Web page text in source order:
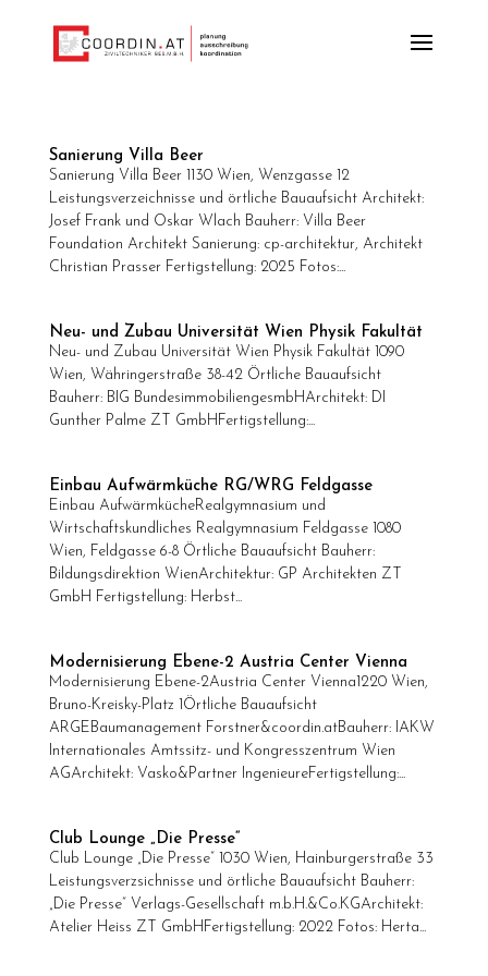
Sanierung Villa Beer
Sanierung Villa Beer 1130 Wien, Wenzgasse 12
Leistungsverzeichnisse und örtliche Bauaufsicht Architekt:
Josef Frank und Oskar Wlach Bauherr: Villa Beer
Foundation Architekt Sanierung: cp-architektur, Architekt
Christian Prasser Fertigstellung: 2025 Fotos:...
Neu- und Zubau Universität Wien Physik Fakultät
Neu- und Zubau Universität Wien Physik Fakultät 1090
Wien, Währingerstraße 38-42 Örtliche Bauaufsicht
Bauherr: BIG BundesimmobiliengesmbHArchitekt: DI
Gunther Palme ZT GmbHFertigstellung:...
Einbau Aufwärmküche RG/WRG Feldgasse
Einbau AufwärmkücheRealgymnasium und
Wirtschaftskundliches Realgymnasium Feldgasse 1080
Wien, Feldgasse 6-8 Örtliche Bauaufsicht Bauherr:
Bildungsdirektion WienArchitektur: GP Architekten ZT
GmbH Fertigstellung: Herbst...
Modernisierung Ebene-2 Austria Center Vienna
Modernisierung Ebene-2Austria Center Vienna1220 Wien,
Bruno-Kreisky-Platz 1Örtliche Bauaufsicht
ARGEBaumanagement Forstner&coordin.atBauherr: IAKW
Internationales Amtssitz- und Kongresszentrum Wien
AGArchitekt: Vasko&Partner IngenieureFertigstellung:...
Club Lounge „Die Presse“
Club Lounge „Die Presse“ 1030 Wien, Hainburgerstraße 33
Leistungsverzsichnisse und örtliche Bauaufsicht Bauherr:
„Die Presse“ Verlags-Gesellschaft m.b.H.&Co.KGArchitekt:
Atelier Heiss ZT GmbHFertigstellung: 2022 Fotos: Herta...